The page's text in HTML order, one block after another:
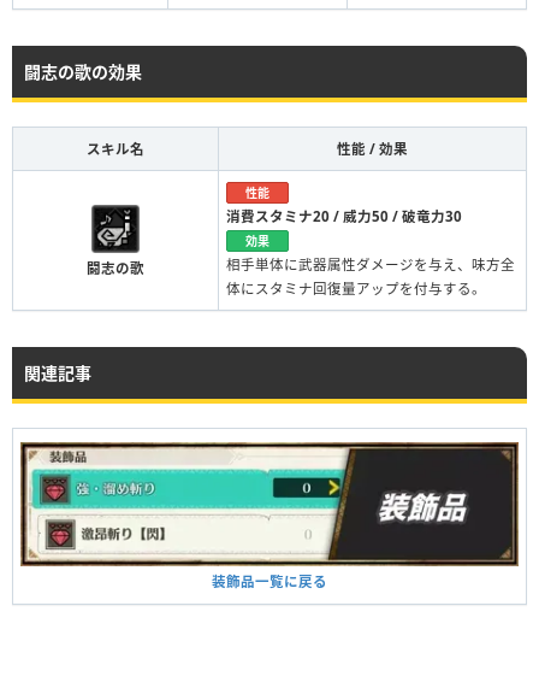
闘志の歌の効果
スキル名 性能 / 効果
闘志の歌
性能
消費スタミナ20 / 威力50 / 破竜力30
効果
相手単体に武器属性ダメージを与え、味方全
体にスタミナ回復量アップを付与する。
関連記事
装飾品一覧に戻る